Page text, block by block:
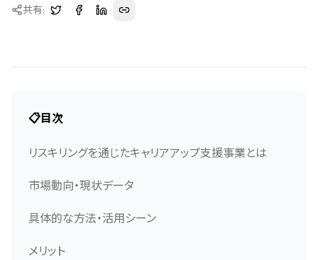
共有:
📋目次
リスキリングを通じたキャリアアップ支援事業とは
市場動向・現状データ
具体的な方法・活用シーン
メリット